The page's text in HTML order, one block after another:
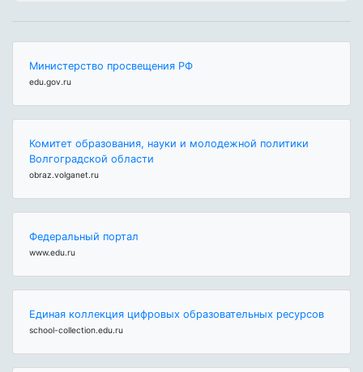
Министерство просвещения РФ
edu.gov.ru
Комитет образования, науки и молодежной политики
Волгоградской области
obraz.volganet.ru
Федеральный портал
www.edu.ru
Единая коллекция цифровых образовательных ресурсов
school-collection.edu.ru